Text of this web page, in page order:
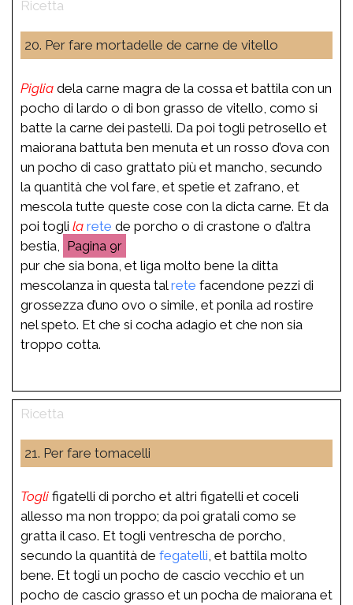
20. Per fare mortadelle de carne de vitello
Piglia dela carne magra de la cossa et battila con un
pocho di lardo o di bon grasso de vitello, como si
batte la carne dei pastelli. Da poi togli petrosello et
maiorana battuta ben menuta et un rosso d’ova con
un pocho di caso grattato più et mancho, secundo
la quantità che vol fare, et spetie et zafrano, et
mescola tutte queste cose con la dicta carne. Et da
poi togli la rete de porcho o di crastone o d’altra
bestia,
9r
pur che sia bona, et liga molto bene la ditta
mescolanza in questa talrete facendone pezzi di
grossezza d’uno ovo o simile, et ponila ad rostire
nel speto. Et che si cocha adagio et che non sia
troppo cotta.
21. Per fare tomacelli
Togli figatelli di porcho et altri figatelli et coceli
allesso ma non troppo; da poi gratali como se
gratta il caso. Et togli ventrescha de porcho,
secundo la quantità de fegatelli , et battila molto
bene. Et togli un pocho de cascio vecchio et un
pocho de cascio grasso et un pocha de maiorana et